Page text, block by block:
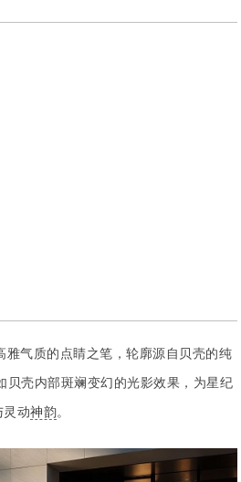
雅气质的点睛之笔，轮廓源自贝壳的纯
贝壳内部斑斓变幻的光影效果，为星纪
灵动神韵。